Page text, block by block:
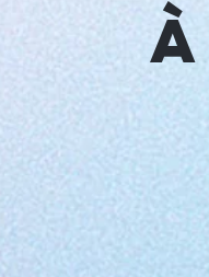
/ MARIE
mise en scène par Maryse